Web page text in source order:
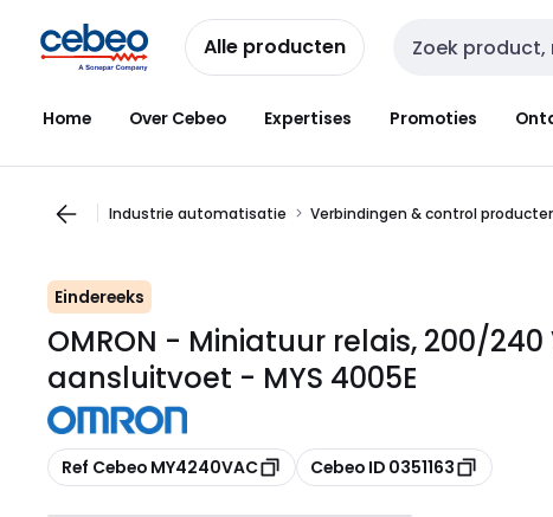
naar
navigatie
naar
inhoud
Alle producten Zoekveld invoer
Home Over Cebeo Expertises Promoties
Industrie automatisatie Verbindingen & control
Eindereeks
OMRON - Miniatuur relais, 200/240
aansluitvoet - MYS 4005E
Kopiëren
Ref Cebeo MY4240VAC Kopiëren
Cebeo ID 0351163